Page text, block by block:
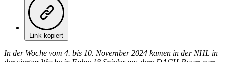
Link kopiert
In der Woche vom 4. bis 10. November 2024 kamen in der NHL in